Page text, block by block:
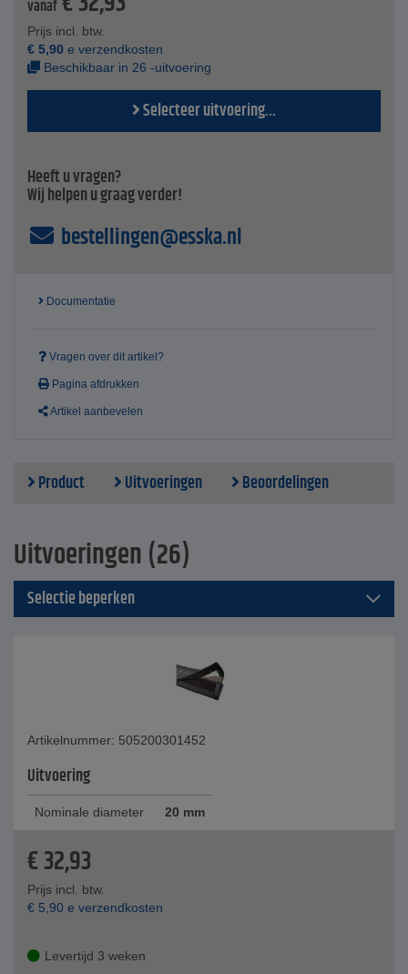
klittenbandsluiting.
Technische specificaties
Moeilijk ontvlambaar volgens DIN 4102 B1
Temperatuur - -40 °C tot +150 °C
Nominale diameter - 20 tot 150 mm
Wanddikte - ca. 50 mm
Lengte - 100 cm
vanaf
Prijs incl. btw.
€ 5,90 e verzendkosten
Beschikbaar in 26 -uitvoering
Selecteer uitvoering...
Heeft u vragen?
Wij helpen u graag verder!
bestellingen@esska.nl
Documentatie
Vragen over dit artikel?
Pagina afdrukken
Artikel aanbevelen
Product Uitvoeringen Beoordelingen
Uitvoeringen (26)
Selectie beperken
Artikelnummer: 505200301452
Uitvoering
Nominale diameter 20 mm
€32,93
Prijs incl. btw.
€ 5,90 e verzendkosten
Levertijd 3 weken